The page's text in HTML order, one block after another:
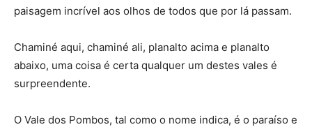
paisagem incrível aos olhos de todos que por lá passam.
Chaminé aqui, chaminé ali, planalto acima e planalto
abaixo, uma coisa é certa qualquer um destes vales é
surpreendente.
O Vale dos Pombos, tal como o nome indica, é o paraíso e